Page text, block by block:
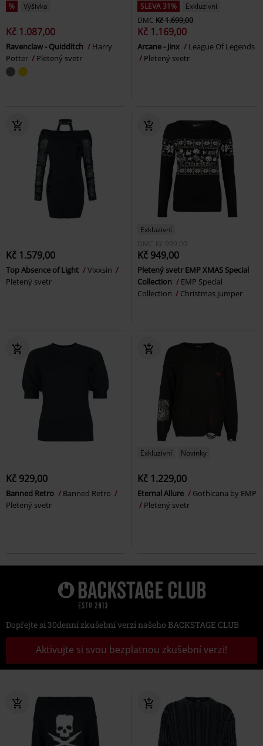
% Výšivka
Kč 1.087,00
Ravenclaw - Quidditch
Harry
Potter
Pletený svetr
SLEVA 31%
Exkluzivní
DMC Kč 1.699,00
Kč 1.169,00
Arcane - Jinx
League Of Legends
Pletený svetr
Kč 1.579,00
Top Absence of Light
Vixxsin
Pletený svetr
Exkluzivní
DMC
Kč 999,00
Kč 949,00
Pletený svetr EMP XMAS Special
Collection
EMP Special
Collection
Christmas jumper
Kč 929,00
Banned Retro
Banned Retro
Pletený svetr
Exkluzivní Novinky
Kč 1.229,00
Eternal Allure
Gothicana by EMP
Pletený svetr
Dopřejte si 30denní zkušební verzi našeho BACKSTAGE CLUB
Aktivujte si svou bezplatnou zkušební verzi!